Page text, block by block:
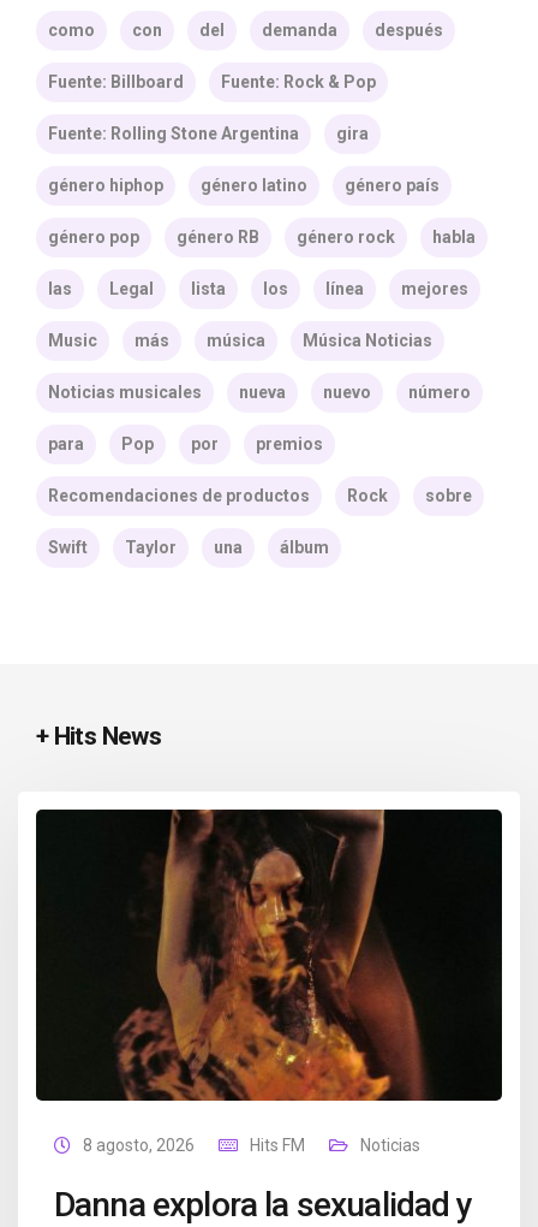
como con del demanda después
Fuente: Billboard Fuente: Rock & Pop
Fuente: Rolling Stone Argentina gira
género hiphop género latino género país
género pop género RB género rock habla
las Legal lista los línea mejores
Music más música Música Noticias
Noticias musicales nueva nuevo número
para Pop por premios
Recomendaciones de productos Rock sobre
Swift Taylor una álbum
+ Hits News
8 agosto, 2026 Hits FM Noticias
Danna explora la sexualidad y